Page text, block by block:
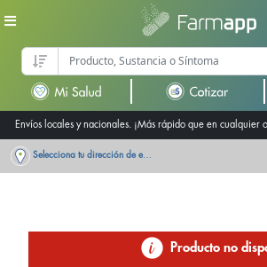
Envíos locales y nacionales. ¡Más rápido que en cualquier
Selecciona tu dirección de entrega
Producto no